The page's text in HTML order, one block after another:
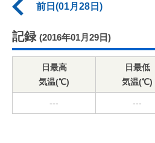
前日(01月28日)
記録 (2016年01月29日)
日最高
気温(℃)
日最低
気温(℃)
--- ---